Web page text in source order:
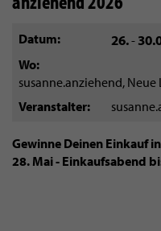
Datum 26.-
Wo
susanne.anziehend, Neue
Veranstalter
Gewinne Deinen Einkauf
28. Mai - Einkaufsabend